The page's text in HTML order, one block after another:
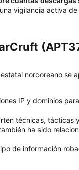
vigilancia activa
norcoreano
IP y dominios
técnicas,
ha sido
de información